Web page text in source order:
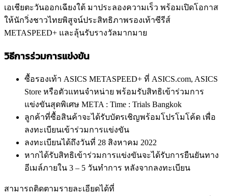
เอเชียตะวันออกเฉียงใต้ มาประลองความเร็ว พร้อมเปิดโอกาส
ให้นักวิ่งชาวไทยพิสูจน์ประสิทธิภาพรองเท้าซีรีส์
METASPEED+ และลุ้นรับรางวัลมากมาย
วิธีการร่วมการแข่งขัน
ซื้อรองเท้า ASICS METASPEED+ ที่ ASICS.com, ASICS
Store หรือตัวแทนจำหน่าย พร้อมรับสิทธิเข้าร่วมการ
แข่งขันสุดพิเศษ META : Time : Trials Bangkok
ลูกค้าที่ซื้อสินค้าจะได้รับบัตรเชิญพร้อมโปรโมโค้ด เพื่อ
ลงทะเบียนเข้าร่วมการแข่งขัน
ลงทะเบียนได้ถึงวันที่ 28 สิงหาคม 2022
หากได้รับสิทธิเข้าร่วมการแข่งขันจะได้รับการยืนยันทาง
อีเมล์ภายใน 3 – 5 วันทำการ หลังจากลงทะเบียน
สามารถติดตามรายละเอียดได้ที่